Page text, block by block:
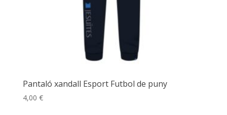
Pantaló xandall Esport Futbol de puny
4,00 €